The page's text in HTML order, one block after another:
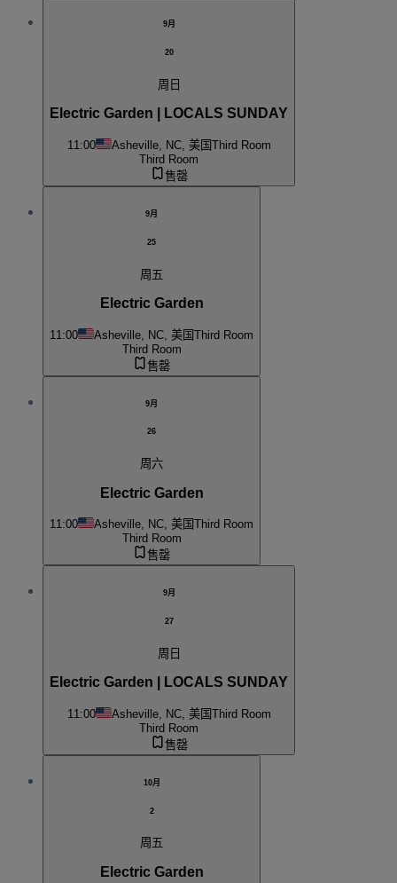
9月
20
周日
Electric Garden | LOCALS SUNDAY
11:00 Asheville, NC, 美国Third Room
Third Room
售罄
9月
25
周五
Electric Garden
11:00 Asheville, NC, 美国Third Room
Third Room
售罄
9月
26
周六
Electric Garden
11:00 Asheville, NC, 美国Third Room
Third Room
售罄
9月
27
周日
Electric Garden | LOCALS SUNDAY
11:00 Asheville, NC, 美国Third Room
Third Room
售罄
10月
2
周五
Electric Garden